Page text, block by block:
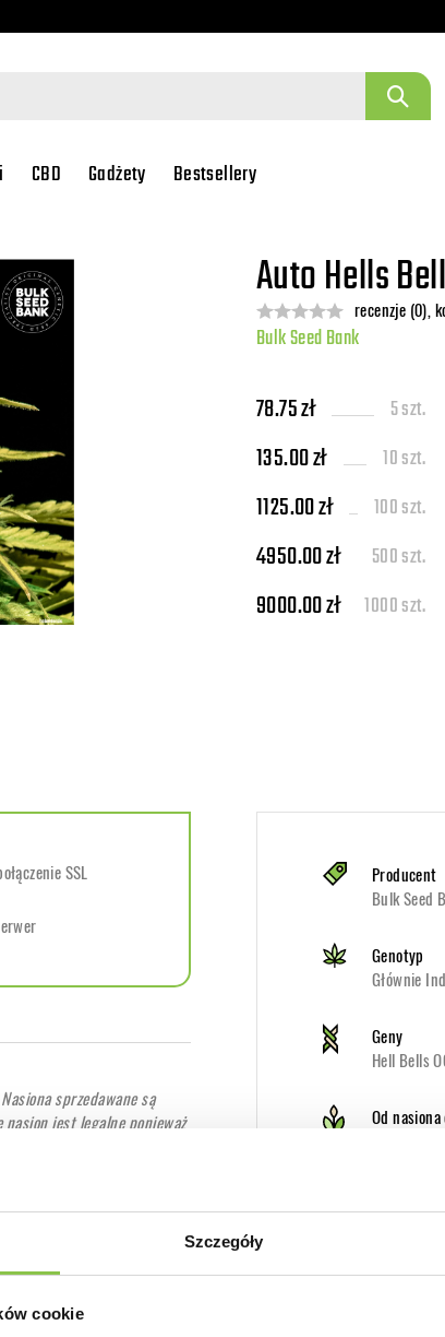
Szczegóły
cookie
CBD Gadżety Bestsellery
Auto Hellsrecenzje (0),
Bulk Seed Bank
78.75 zł 5 szt.
135.00 zł 10 szt.
1125.00 zł 100 szt.
4950.00 zł 500 szt.
9000.00 zł 1000 szt.
SSL
sprzedawane są
jest legalne ponieważ
w tym THC.
topów. Rośliny są średniej
i nadają się do wszystkich
być podatne na pleśń,
całkowicie uniknąć
hodowcom.
Producent
Bulk Seed
Genotyp
Głównie
Geny
Hell Bells
Od
Plon